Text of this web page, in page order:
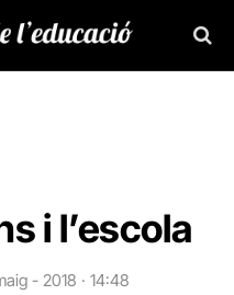
i l’escola
- 2018 · 14:48